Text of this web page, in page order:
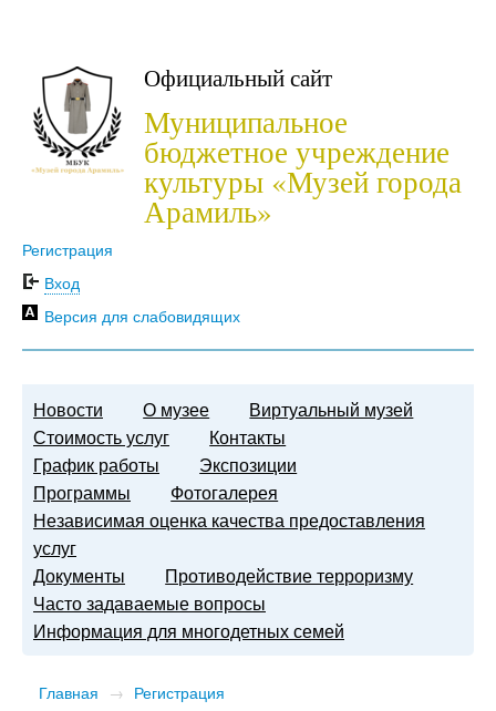
Официальный сайт
Муниципальное
бюджетное учреждение
культуры «Музей города
Арамиль»
Регистрация
Вход
Версия для слабовидящих
Новости О музее
Виртуальный музей
Стоимость услуг
Контакты
График работы
Экспозиции
Программы
Фотогалерея
Независимая оценка качества предоставления
услуг
Документы
Противодействие терроризму
Часто задаваемые вопросы
Информация для многодетных семей
Главная → Регистрация